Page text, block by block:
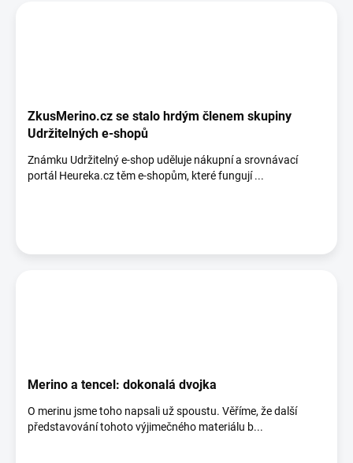
ZkusMerino.cz se stalo hrdým členem skupiny
Udržitelných e-shopů
Známku Udržitelný e-shop uděluje nákupní a srovnávací
portál Heureka.cz těm e-shopům, které fungují ...
Merino a tencel: dokonalá dvojka
O merinu jsme toho napsali už spoustu. Věříme, že další
představování tohoto výjimečného materiálu b...